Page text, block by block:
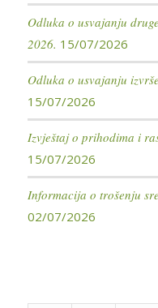
Odluka o usvajanju
2026. 15/07/2026
Odluka o usvajanju
15/07/2026
Izvještaj o prihodima i
15/07/2026
Informacija o trošenju
02/07/2026